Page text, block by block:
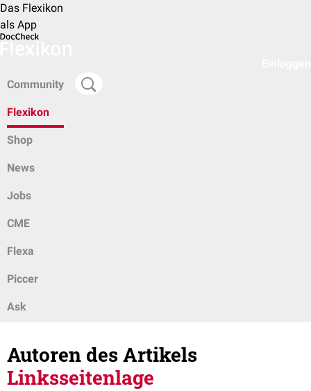
Das Flexikon
als App
Community
Flexikon
Shop
News
Jobs
CME
Flexa
Piccer
Ask
Autoren des Artikels
Linksseitenlage